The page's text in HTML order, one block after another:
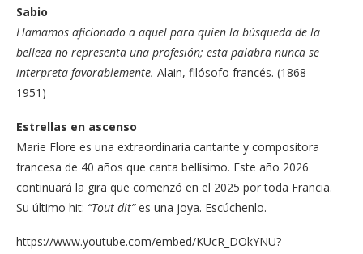
Sabio
Llamamos aficionado a aquel para quien la búsqueda de la
belleza no representa una profesión; esta palabra nunca se
interpreta favorablemente. Alain, filósofo francés. (1868 –
1951)
Estrellas en ascenso
Marie Flore es una extraordinaria cantante y compositora
francesa de 40 años que canta bellísimo. Este año 2026
continuará la gira que comenzó en el 2025 por toda Francia.
Su último hit: “Tout dit”es una joya. Escúchenlo.
https://www.youtube.com/embed/KUcR_DOkYNU?